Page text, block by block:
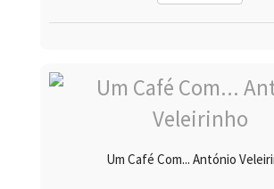
Um Café Com... António